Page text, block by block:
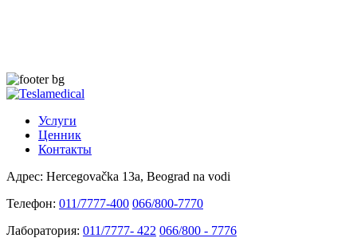
Услуги
Ценник
Контакты
Адрес: Hercegovačka 13a, Beograd na vodi
Телефон: 011/7777-400 066/800-7770
Лаборатория: 011/7777- 422 066/800 - 7776